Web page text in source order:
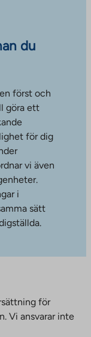
du
först och
göra ett
för dig
vi även
i
sätt
för
Vi ansvarar inte